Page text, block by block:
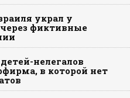
украл у
фиктивные
нелегалов
в которой нет